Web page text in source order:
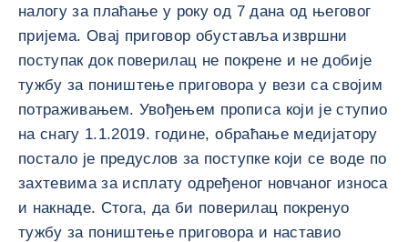
налогу за плаћање у року од 7 дана од његовог
пријема. Овај приговор обуставља извршни
поступак док поверилац не покрене и не добије
тужбу за поништење приговора у вези са својим
потраживањем. Увођењем прописа који је ступио
на снагу 1.1.2019. године, обраћање медијатору
постало је предуслов за поступке који се воде по
захтевима за исплату одређеног новчаног износа
и накнаде. Стога, да би поверилац покренуо
тужбу за поништење приговора и наставио